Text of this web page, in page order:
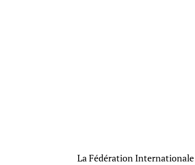
La Fédération Internationale